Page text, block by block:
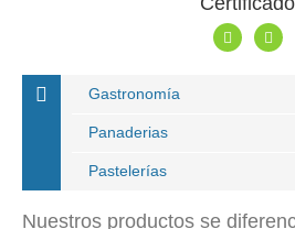
Gastronomía
Panaderias
Pastelerías
Nuestros productos se